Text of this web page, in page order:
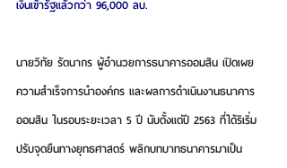
เงินเข้ารัฐแล้วกว่า 96,000 ลบ.
นายวิทัย รัตนากร ผู้อำนวยการธนาคารออมสิน เปิดเผย
ความสำเร็จการนำองค์กร และผลการดำเนินงานธนาคาร
ออมสิน ในรอบระยะเวลา 5 ปี นับตั้งแต่ปี 2563 ที่ได้ริเริ่ม
ปรับจุดยืนทางยุทธศาสตร์ พลิกบทบาทธนาคารมาเป็น